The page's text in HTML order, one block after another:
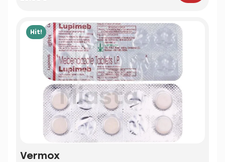
Hit!
Vermox